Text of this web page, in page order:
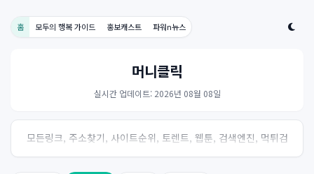
홈 모두의 행복 가이드 홍보캐스트 파워n뉴스
머니클릭
실시간 업데이트: 2026년 08월 08일
모든링크, 주소찾기, 사이트순위, 토렌트, 웹툰, 검색엔진, 먹튀검
증, 스포츠, 드라마, 커뮤니티 링크사이트! 여기여